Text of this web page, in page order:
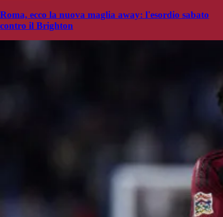
Roma, ecco la nuova maglia away: l'esordio sabato
contro il Brighton